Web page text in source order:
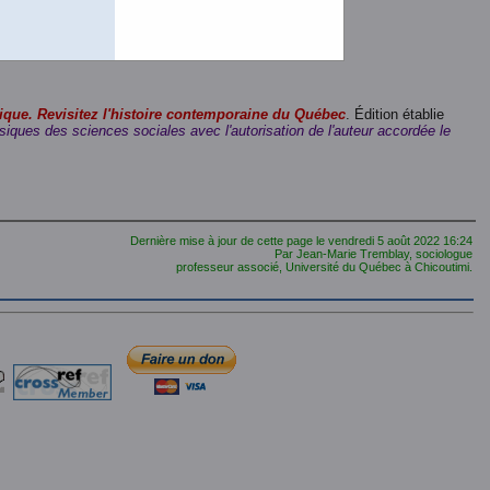
Revisitez l'histoire contemporaine du Québec. Édition établie
des sciences sociales avec l'autorisation de l'auteur accordée le
Dernière mise à jour de cette page le vendredi 5 août 2022 16:24
Par Jean-Marie Tremblay, sociologue
professeur associé, Université du Québec à Chicoutimi.